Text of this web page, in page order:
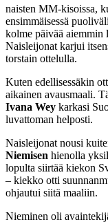
naisten MM-kisoissa,
ensimmäisessä
kolme päivää aiemmin
Naisleijonat karjui
torstain ottelulla.
Kuten edellisessäkin
aikainen avausmaali.
Ivana Wey karkasi
luvattoman helposti.
Naisleijonat nousi
Niemisen hienolla
lopulta siirtää kiekon
– kiekko otti
ohjautui siitä maaliin.
Nieminen oli